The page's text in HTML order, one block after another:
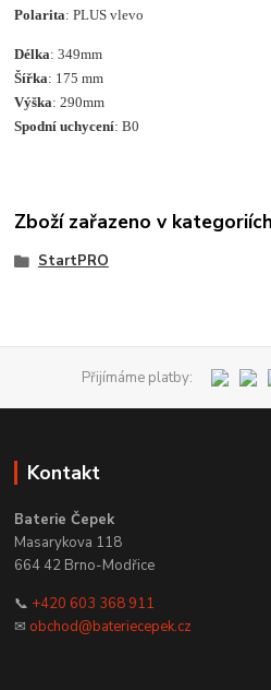
Polarita: PLUS vlevo
Délka: 349mm
Šířka: 175 mm
Výška: 290mm
Spodní uchycení: B0
Zboží zařazeno v kategoriích
StartPRO
Přijímáme platby:
Kontakt
Baterie Čepek
Masarykova 118
664 42 Brno-Modřice
📞 +420 603 368 911
✉ obchod@bateriecepek.cz